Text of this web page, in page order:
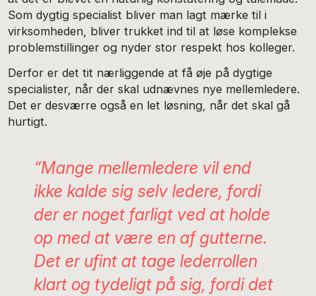
Som dygtig specialist bliver man lagt mærke til i
virksomheden, bliver trukket ind til at løse komplekse
problemstillinger og nyder stor respekt hos kolleger.
Derfor er det tit nærliggende at få øje på dygtige
specialister, når der skal udnævnes nye mellemledere.
Det er desværre også en let løsning, når det skal gå
hurtigt.
“Mange mellemledere vil end
ikke kalde sig selv ledere, fordi
der er noget farligt ved at holde
op med at være en af gutterne.
Det er ufint at tage lederrollen
klart og tydeligt på sig, fordi det